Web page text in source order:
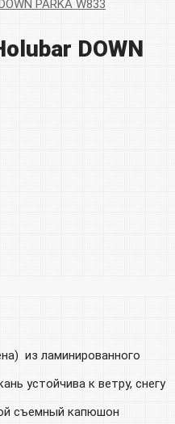
DOWN
из ламинированного
устойчива к ветру, снегу
съемный капюшон